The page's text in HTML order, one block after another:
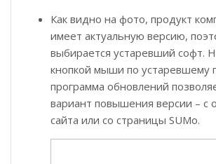
Как видно на фото, продукт
имеет актуальную версию,
выбирается устаревший софт.
кнопкой мыши по устаревшему
программа обновлений
вариант повышения версии – с
сайта или со страницы SUMo.